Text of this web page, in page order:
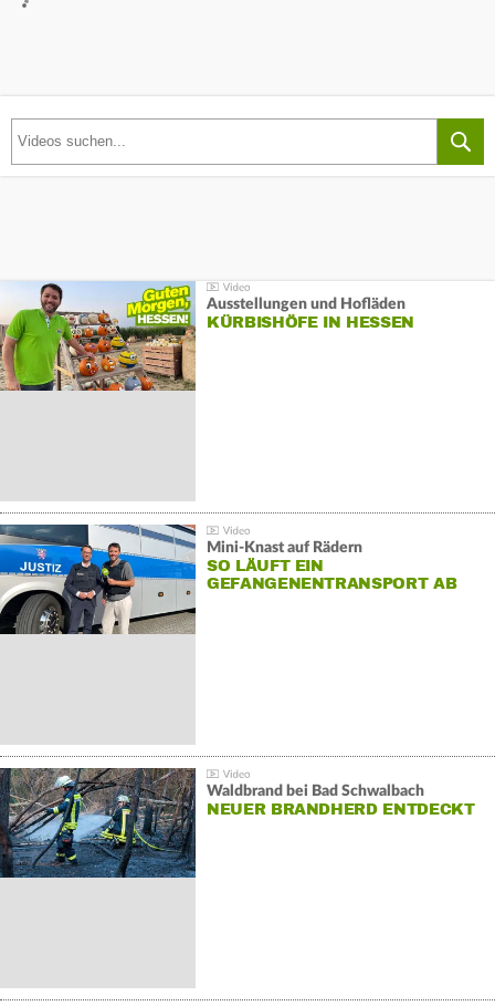
Ausstellungen und Hofläden
KÜRBISHÖFE IN HESSEN
Mini-Knast auf Rädern
SO LÄUFT EIN
GEFANGENENTRANSPORT AB
Waldbrand bei Bad Schwalbach
NEUER BRANDHERD ENTDECKT